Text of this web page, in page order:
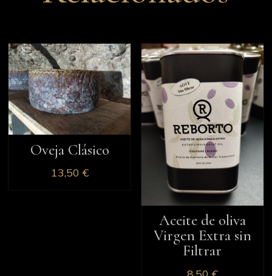
Oveja Clásico
13,50 €
Aceite de oliva
Virgen Extra sin
Filtrar